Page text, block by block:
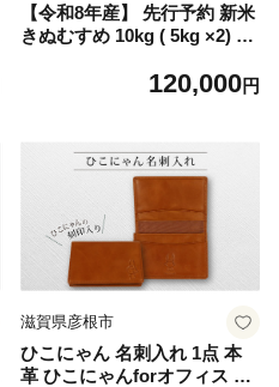
【令和8年産】 先行予約 新米
きぬむすめ 10kg ( 5kg ×2) 6
米 精米 こめ コメ お米 ご飯
ヶ月 6か月 滋賀 彦根
120,000円
滋賀県彦根市
ひこにゃん 名刺入れ 1点 本
革 ひこにゃんforオフィス ご